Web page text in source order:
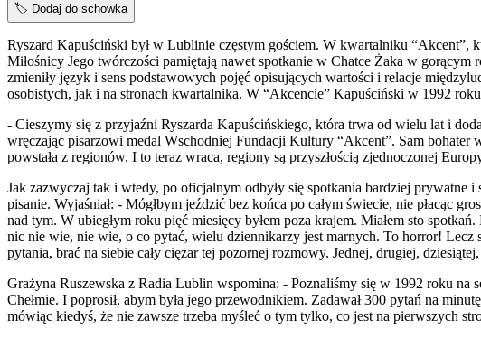
🏷️ Dodaj do schowka
Ryszard Kapuściński był w Lublinie częstym gościem. W kwartalniku
Miłośnicy Jego twórczości pamiętają nawet spotkanie w Chatce Żaka w
zmieniły język i sens podstawowych pojęć opisujących wartości i relacje
osobistych, jak i na stronach kwartalnika. W “Akcencie” Kapuściński w 1992
- Cieszymy się z przyjaźni Ryszarda Kapuścińskiego, która trwa od wielu lat i
wręczając pisarzowi medal Wschodniej Fundacji Kultury “Akcent”. Sam
powstała z regionów. I to teraz wraca, regiony są przyszłością zjednoczonej
Jak zazwyczaj tak i wtedy, po oficjalnym odbyły się spotkania bardziej prywatne
pisanie. Wyjaśniał: - Mógłbym jeździć bez końca po całym świecie, nie płacąc
nad tym. W ubiegłym roku pięć miesięcy byłem poza krajem. Miałem sto
nic nie wie, nie wie, o co pytać, wielu dziennikarzy jest marnych. To horror! Lecz
pytania, brać na siebie cały ciężar tej pozornej rozmowy. Jednej, drugiej,
Grażyna Ruszewska z Radia Lublin wspomina: - Poznaliśmy się w 1992 roku na
Chełmie. I poprosił, abym była jego przewodnikiem. Zadawał 300 pytań na
mówiąc kiedyś, że nie zawsze trzeba myśleć o tym tylko, co jest na pierwszych